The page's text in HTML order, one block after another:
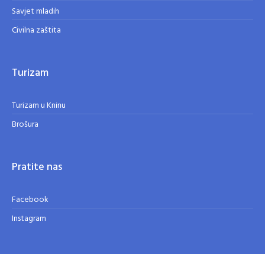
Savjet mladih
Civilna zaštita
Turizam
Turizam u Kninu
Brošura
Pratite nas
Facebook
Instagram